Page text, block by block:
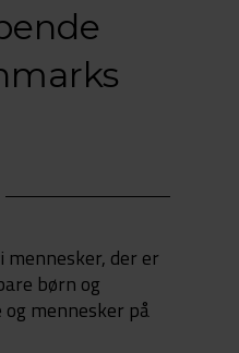
der er
børn og
mennesker på